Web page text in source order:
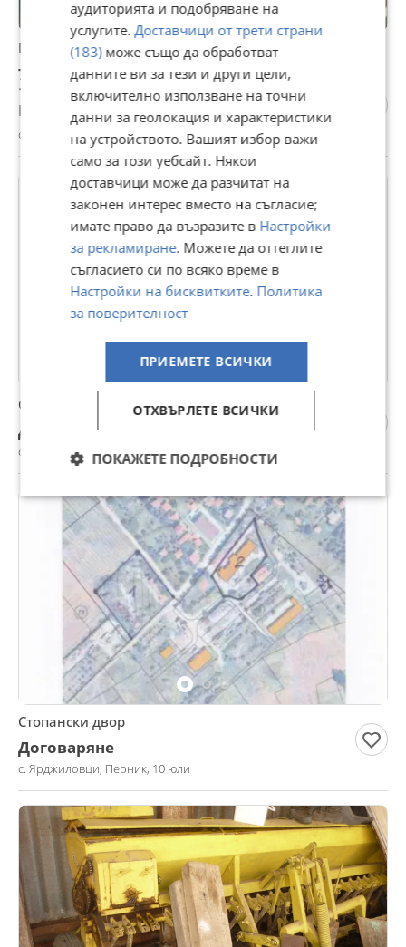
Продава ПАРЦЕЛ, с. Ярджиловци, област Перник
75 000 €
146 687,25 лв
Не се начислява ДДС
с. Ярджиловци, Перник, 24 юли
Стопански двор
Договаряне
с. Ярджиловци, Перник, 10 юли
Стопански двор
Договаряне
с. Ярджиловци, Перник, 10 юли
аудиторията и подобряване на
услугите.Доставчици от трети страни
(183)може също да обработват
данните ви за тези и други цели,
включително използване на точни
данни за геолокация и характеристики
на устройството. Вашият избор важи
само за този уебсайт. Някои
доставчици може да разчитат на
законен интерес вместо на съгласие;
имате право да възразите в Настройки
за рекламиране. Можете да оттеглите
съгласието си по всяко време в
Настройки на бисквитките. Политика
за поверителност
ПРИЕМЕТЕ ВСИЧКИ
ОТХВЪРЛЕТЕ ВСИЧКИ
ПОКАЖЕТЕ ПОДРОБНОСТИ